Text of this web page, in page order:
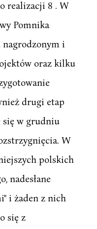
realizacji 8 . W
Pomnika
i
oraz kilku
drugi etap
się w grudniu
W
polskich
nadesłane
i żaden z nich
się z